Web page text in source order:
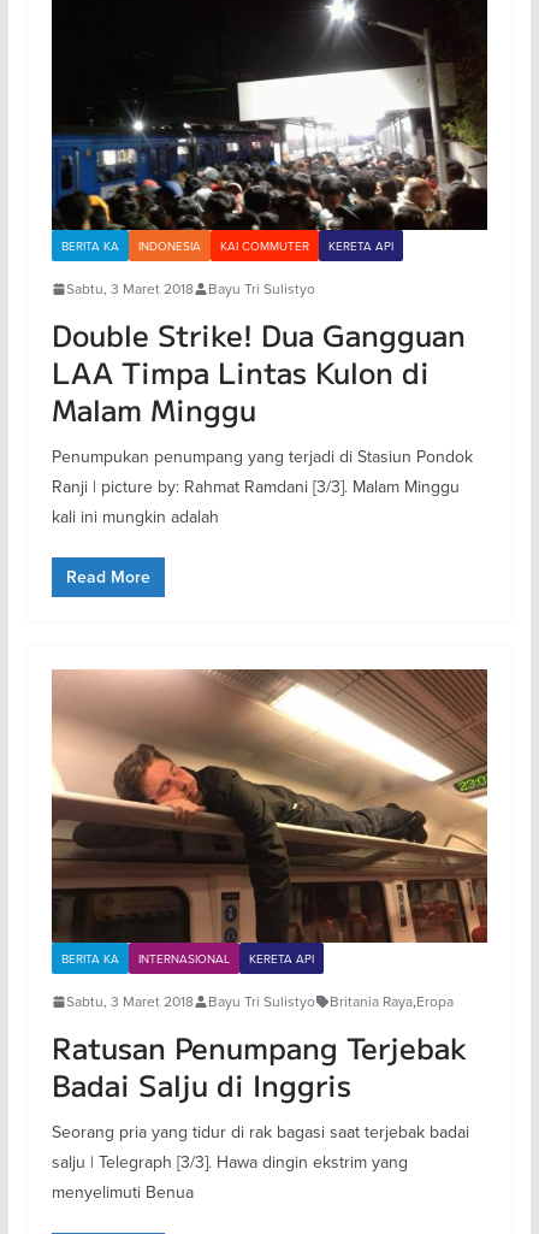
BERITA KA INDONESIA KAI COMMUTER KERETA API
Sabtu, 3 Maret 2018 Bayu Tri Sulistyo
Double Strike! Dua Gangguan
LAA Timpa Lintas Kulon di
Malam Minggu
Penumpukan penumpang yang terjadi di Stasiun Pondok
Ranji | picture by: Rahmat Ramdani [3/3]. Malam Minggu
kali ini mungkin adalah
Read More
BERITA KA INTERNASIONAL KERETA API
Sabtu, 3 Maret 2018 Bayu Tri Sulistyo Britania Raya,Eropa
Ratusan Penumpang Terjebak
Badai Salju di Inggris
Seorang pria yang tidur di rak bagasi saat terjebak badai
salju | Telegraph [3/3]. Hawa dingin ekstrim yang
menyelimuti Benua